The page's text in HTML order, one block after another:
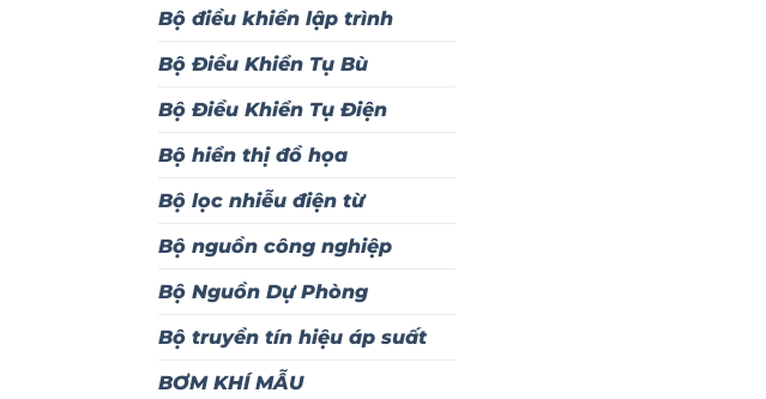
Bộ điều khiển lập trình
Bộ Điều Khiển Tụ Bù
Bộ Điều Khiển Tụ Điện
Bộ hiển thị đồ họa
Bộ lọc nhiễu điện từ
Bộ nguồn công nghiệp
Bộ Nguồn Dự Phòng
Bộ truyền tín hiệu áp suất
BƠM KHÍ MẪU